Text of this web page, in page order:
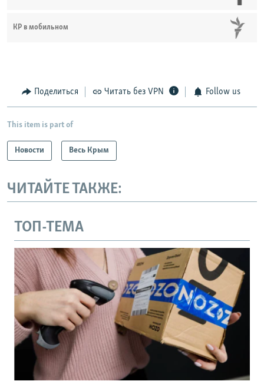
КР в мобильном
Поделиться Читать без VPN Follow us
This item is part of
Новости Весь Крым
ЧИТАЙТЕ ТАКЖЕ:
ТОП-ТЕМА